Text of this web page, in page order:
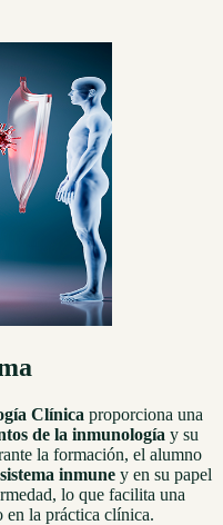
Clínica proporciona una
de la inmunología y su
la formación, el alumno
inmune y en su papel
lo que facilita una
en la práctica clínica.